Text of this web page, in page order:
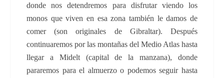
donde nos detendremos para disfrutar viendo los
monos que viven en esa zona también le damos de
comer (son originales de Gibraltar). Después
continuaremos por las montañas del Medio Atlas hasta
llegar a Midelt (capital de la manzana), donde
pararemos para el almuerzo o podemos seguir hasta